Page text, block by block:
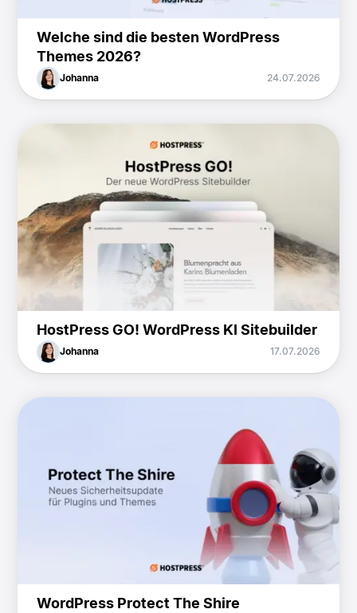
Welche sind die besten WordPress
Themes 2026?
Johanna 24.07.2026
HostPress GO! WordPress KI Sitebuilder
Johanna 17.07.2026
WordPress Protect The Shire